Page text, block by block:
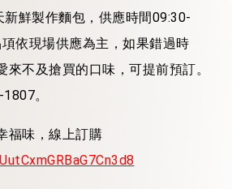
鮮製作麵包，供應時間09:30-
依現場供應為主，如果錯過時
來不及搶買的口味，可提前預訂。
。
福味，線上訂購